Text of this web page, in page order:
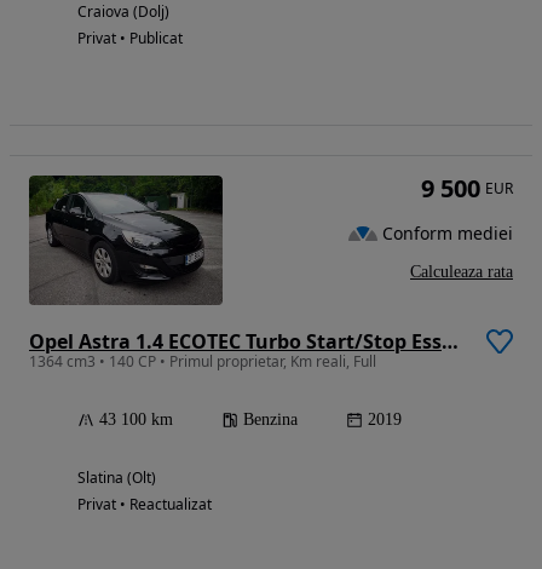
Craiova (Dolj)
Privat • Publicat
Opel Astra 1.4 ECOTEC Turbo Start/Stop Essentia
1364 cm3 • 140 CP • Primul proprietar, Km reali, Full
43 100 km Benzina 2019
Slatina (Olt)
Privat • Reactualizat
9 500 EUR
Conform mediei
Calculeaza rata